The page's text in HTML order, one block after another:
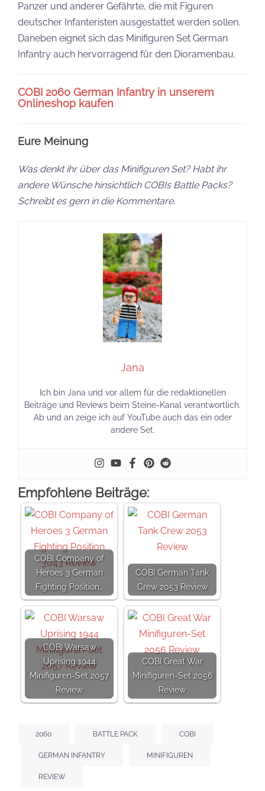
Panzer und anderer Gefährte, die mit Figuren
deutscher Infanteristen ausgestattet werden sollen.
Daneben eignet sich das Minifiguren Set German
Infantry auch hervorragend für den Dioramenbau.
COBI 2060 German Infantry in unserem
Onlineshop kaufen
Eure Meinung
Was denkt ihr über das Minifiguren Set? Habt ihr
andere Wünsche hinsichtlich COBIs Battle Packs?
Schreibt es gern in die Kommentare.
Jana
Ich bin Jana und vor allem für die redaktionellen
Beiträge und Reviews beim Steine-Kanal verantwortlich.
Ab und an zeige ich auf YouTube auch das ein oder
andere Set.
Empfohlene Beiträge:
COBI Company of
Heroes 3 German
Fighting Position…
COBI German Tank
Crew 2053 Review
COBI Warsaw
Uprising 1944
Minifiguren-Set 2057
Review
COBI Great War
Minifiguren-Set 2056
Review
2060 BATTLE PACK COBI
GERMAN INFANTRY MINIFIGUREN
REVIEW